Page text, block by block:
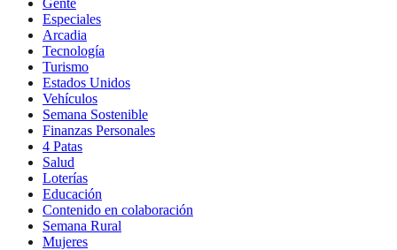
Especiales
Arcadia
Tecnología
Turismo
Estados Unidos
Vehículos
Semana Sostenible
Finanzas Personales
4 Patas
Salud
Loterías
Educación
Contenido en colaboración
Semana Rural
Mujeres